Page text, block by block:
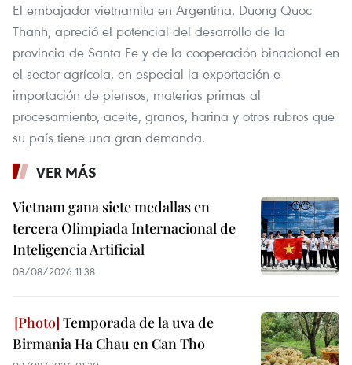
El embajador vietnamita en Argentina, Duong Quoc
Thanh, apreció el potencial del desarrollo de la
provincia de Santa Fe y de la cooperación binacional en
el sector agrícola, en especial la exportación e
importación de piensos, materias primas al
procesamiento, aceite, granos, harina y otros rubros que
su país tiene una gran demanda.
VER MÁS
Vietnam gana siete medallas en
tercera Olimpiada Internacional de
Inteligencia Artificial
08/08/2026 11:38
Temporada de la uva de
Birmania Ha Chau en Can Tho